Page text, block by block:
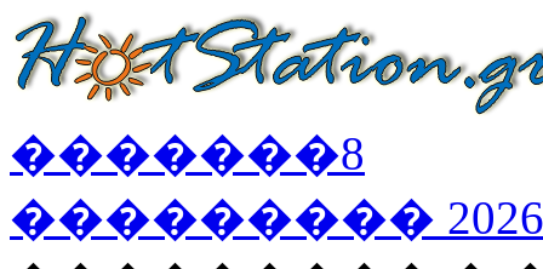
�������8
��������� 2026